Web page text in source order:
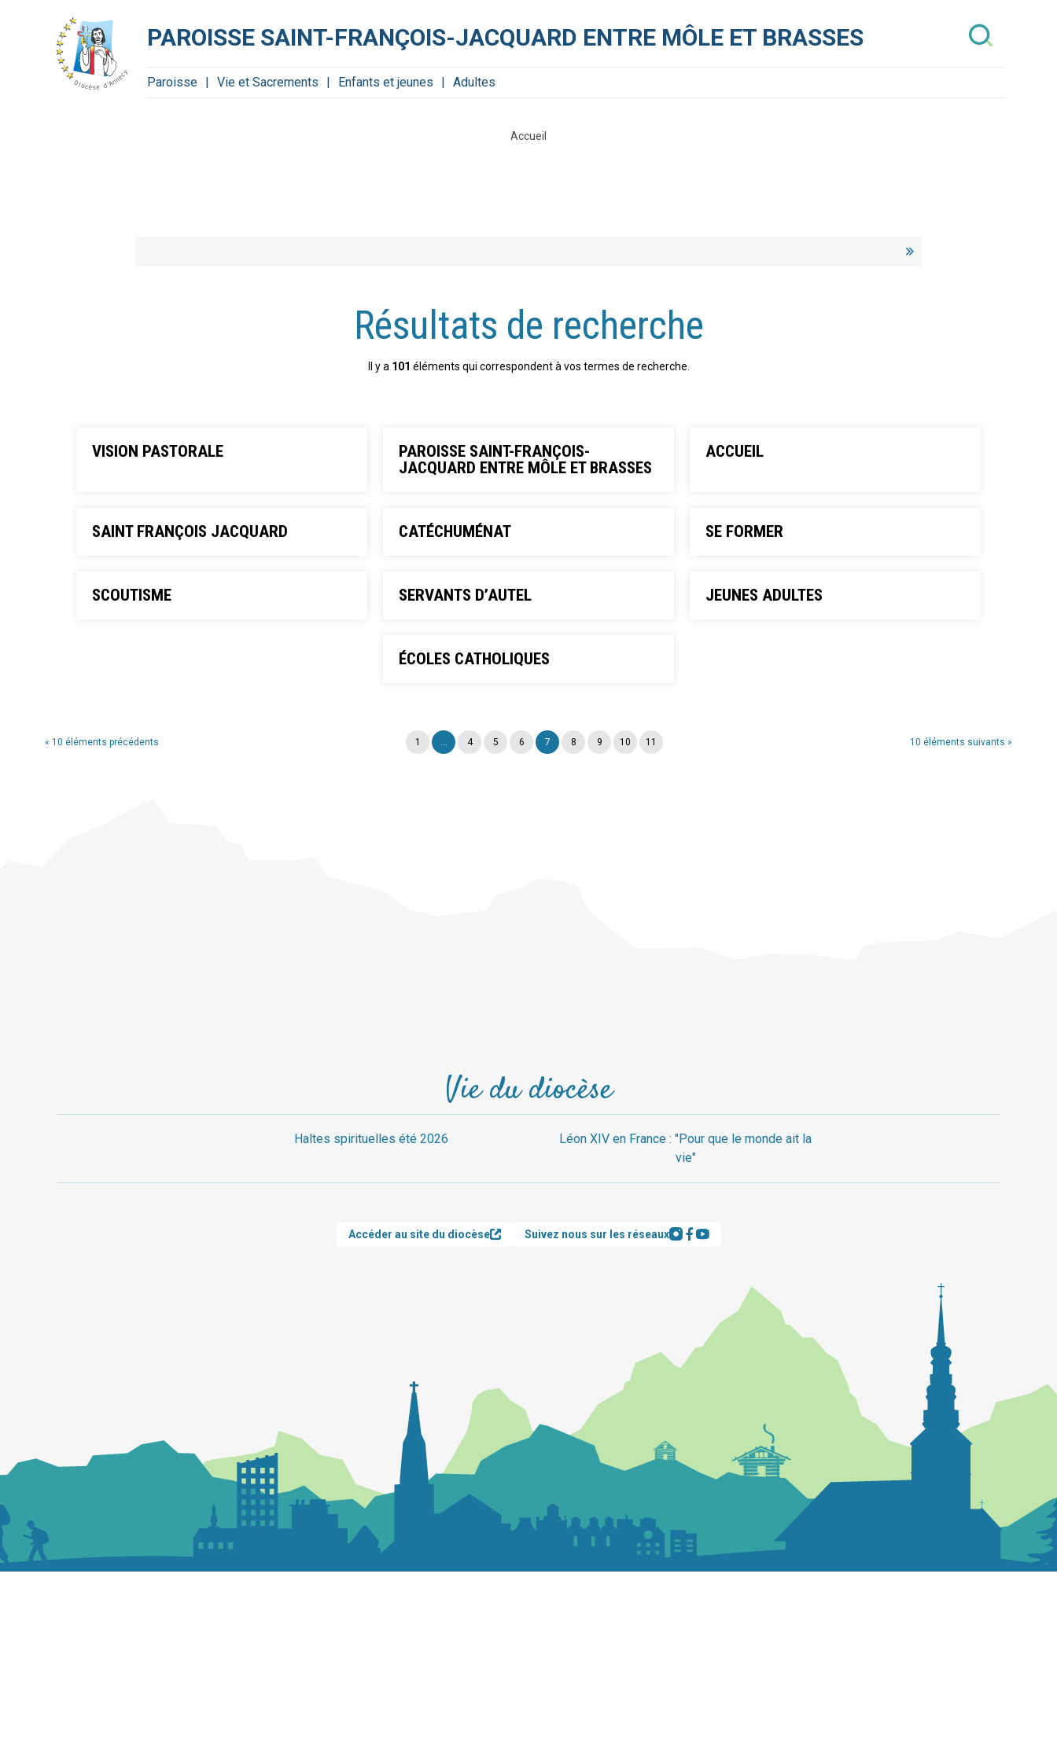
PAROISSE SAINT-FRANÇOIS-JACQUARD ENTRE MÔLE ET BRASSES
Paroisse Vie et Sacrements Enfants et jeunes Adultes
Accueil
Résultats de recherche
Il y a 101 éléments qui correspondent à vos termes de recherche.
VISION PASTORALE
PAROISSE SAINT-FRANÇOIS-
JACQUARD ENTRE MÔLE ET BRASSES
ACCUEIL
SAINT FRANÇOIS JACQUARD CATÉCHUMÉNAT SE FORMER
SCOUTISME SERVANTS D’AUTEL JEUNES ADULTES
ÉCOLES CATHOLIQUES
« 10 éléments précédents 10 éléments suivants »
1 ... 4 5 6 7 8 9 10 11
Vie du diocèse
Haltes spirituelles été 2026
Léon XIV en France : "Pour que le monde ait la
vie"
Accéder au site du diocèse Suivez nous sur les réseaux